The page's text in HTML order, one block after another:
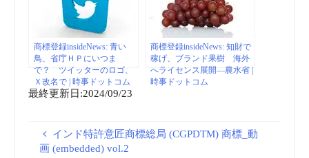
商標登録insideNews: 青い
鳥、省庁ＨＰにいつま
で？ ツイッターのロゴ、
Ｘ改名で | 時事ドットコム
商標登録insideNews: 知財で
稼げ、ブランド果樹 海外
へライセンス展開―農水省 |
時事ドットコム
最終更新日:2024/09/23
インド特許意匠商標総局 (CGPDTM) 商標_動
画 (embedded) vol.2